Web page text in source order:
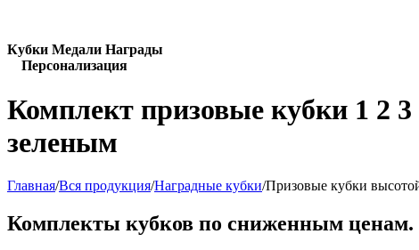
Кубки Медали Награды
Персонализация
Комплект призовые кубки 1 2
зеленым
Главная/Вся продукция/Наградные кубки/Призовые кубки
Комплекты кубков по сниженным ценам.